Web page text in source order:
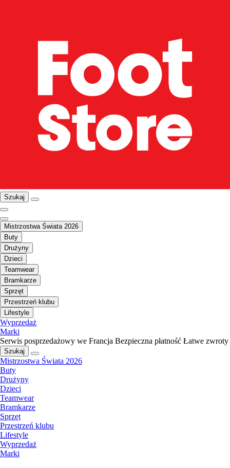
Szukaj
Mistrzostwa Świata 2026
Buty
Drużyny
Dzieci
Teamwear
Bramkarze
Sprzęt
Przestrzeń klubu
Lifestyle
Wyprzedaż
Marki
Serwis posprzedażowy we Francja Bezpieczna płatność Łatwe zwroty
Szukaj
Mistrzostwa Świata 2026
Buty
Drużyny
Dzieci
Teamwear
Bramkarze
Sprzęt
Przestrzeń klubu
Lifestyle
Wyprzedaż
Marki